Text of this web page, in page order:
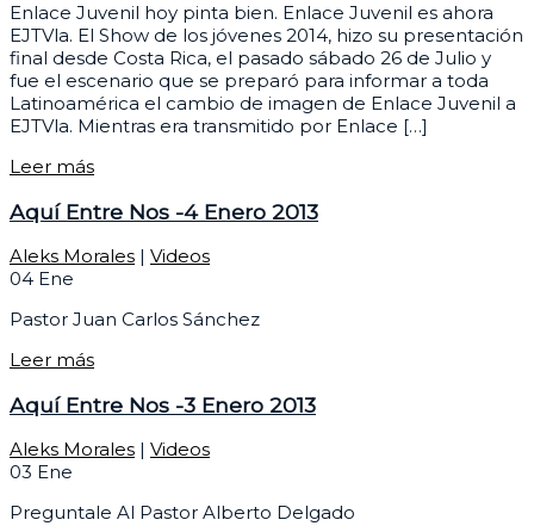
Enlace Juvenil hoy pinta bien. Enlace Juvenil es ahora
EJTVla. El Show de los jóvenes 2014, hizo su presentación
final desde Costa Rica, el pasado sábado 26 de Julio y
fue el escenario que se preparó para informar a toda
Latinoamérica el cambio de imagen de Enlace Juvenil a
EJTVla. Mientras era transmitido por Enlace […]
Leer más
Aquí Entre Nos -4 Enero 2013
Aleks Morales | Videos
04 Ene
Pastor Juan Carlos Sánchez
Leer más
Aquí Entre Nos -3 Enero 2013
Aleks Morales | Videos
03 Ene
Preguntale Al Pastor Alberto Delgado